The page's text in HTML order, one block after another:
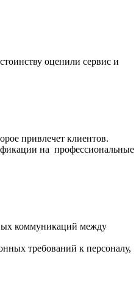
оценили сервис и
привлечет клиентов.
на профессиональные
коммуникаций между
требований к персоналу,